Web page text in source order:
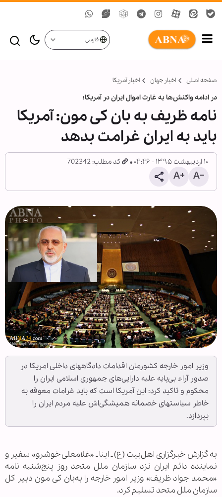
فارسی
صفحه اصلی اخبار جهان اخبار آمریکا
در ادامه واکنش‌ها به غارت اموال ایران در آمریکا؛
نامه ظریف به بان کی مون: آمریکا
باید به ایران غرامت بدهد
۱۰ اردیبهشت ۱۳۹۵ - ۰۴:۴۶ کد مطلب: 702342
وزیر امور خارجه کشورمان اقدامات دادگاههای داخلی امریکا در
صدور آراء بی‌پایه علیه دارایی‌های جمهوری اسلامی ایران را
محکوم و تاکید کرد: این آمریکا است که باید غرامات معوقه به
خاطر سیاستهای خصمانه همیشگی‌اش علیه مردم ایران را
بپردازد.
به گزارش خبرگزاری اهل‌بیت (ع) ـ ابنا ـ «غلامعلی خوشرو» سفیر و
نماینده دائم ایران نزد سازمان ملل متحد روز پنج‌شنبه نامه
«محمد جواد ظریف» وزیر امور خارجه را به‌بان کی مون دبیر کل
سازمان ملل متحد تسلیم کرد.